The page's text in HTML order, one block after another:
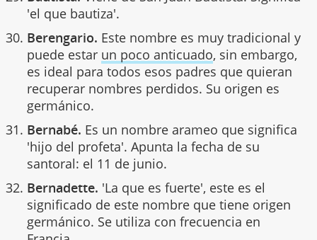
'el que bautiza'.
Berengario. Este nombre es muy tradicional y
puede estar un poco anticuado, sin embargo,
es ideal para todos esos padres que quieran
recuperar nombres perdidos. Su origen es
germánico.
Bernabé. Es un nombre arameo que significa
'hijo del profeta'. Apunta la fecha de su
santoral: el 11 de junio.
Bernadette. 'La que es fuerte', este es el
significado de este nombre que tiene origen
germánico. Se utiliza con frecuencia en